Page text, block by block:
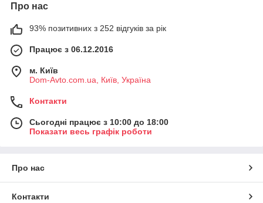
Про нас
93% позитивних з 252 відгуків за рік
Працює з 06.12.2016
м. Київ
Dom-Avto.com.ua, Київ, Україна
Контакти
Сьогодні працює з 10:00 до 18:00
Показати весь графік роботи
Про нас
Контакти